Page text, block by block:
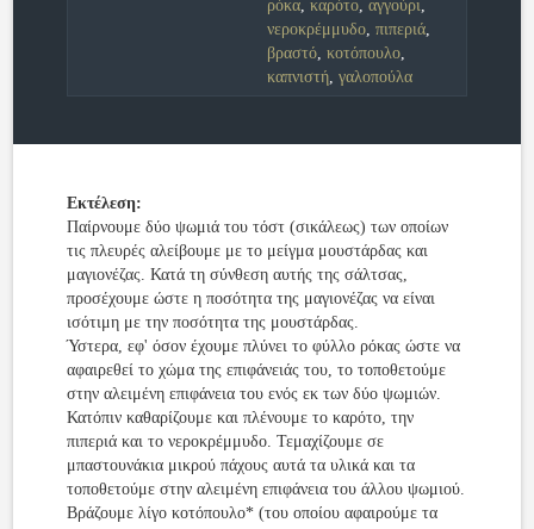
ρόκα, καρότο, αγγούρι,
νεροκρέμμυδο, πιπεριά,
βραστό, κοτόπουλο,
καπνιστή, γαλοπούλα
Εκτέλεση:
Παίρνουμε δύο ψωμιά του τόστ (σικάλεως) των οποίων
τις πλευρές αλείβουμε με το μείγμα μουστάρδας και
μαγιονέζας. Κατά τη σύνθεση αυτής της σάλτσας,
προσέχουμε ώστε η ποσότητα της μαγιονέζας να είναι
ισότιμη με την ποσότητα της μουστάρδας.
Ύστερα, εφ' όσον έχουμε πλύνει το φύλλο ρόκας ώστε να
αφαιρεθεί το χώμα της επιφάνειάς του, το τοποθετούμε
στην αλειμένη επιφάνεια του ενός εκ των δύο ψωμιών.
Κατόπιν καθαρίζουμε και πλένουμε το καρότο, την
πιπεριά και το νεροκρέμμυδο. Τεμαχίζουμε σε
μπαστουνάκια μικρού πάχους αυτά τα υλικά και τα
τοποθετούμε στην αλειμένη επιφάνεια του άλλου ψωμιού.
Βράζουμε λίγο κοτόπουλο* (του οποίου αφαιρούμε τα